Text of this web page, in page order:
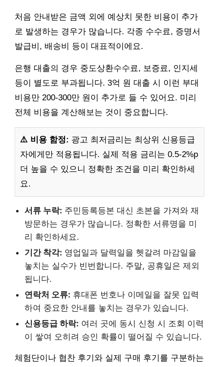
처음 안내받은 금액 외에 예상치 못한 비용이 추가
로 발생하는 경우가 많습니다. 각종 수수료, 증명서
발급비, 배송비 등이 대표적이에요.
은행 대출의 경우 중도상환수수료, 보증료, 인지세
등이 별도로 부과됩니다. 3억 원 대출 시 이런 부대
비용만 200-300만 원이 추가로 들 수 있어요. 미리
전체 비용을 계산해보는 것이 중요합니다.
⚠️ 비용 함정: 광고 최저금리는 최상위 신용등급
자에게만 적용됩니다. 실제 적용 금리는 0.5-2%p
더 높을 수 있으니 정확한 조건을 미리 확인하세
요.
서류 누락: 주민등록등본 대신 초본을 가져와 재
방문하는 경우가 많습니다. 정확한 서류명을 미
리 확인하세요.
기간 착각: 영업일과 달력일을 헷갈려 마감일을
놓치는 실수가 빈번합니다. 주말, 공휴일은 제외
됩니다.
연락처 오류: 휴대폰 번호나 이메일을 잘못 입력
하여 중요한 안내를 놓치는 경우가 있습니다.
신용등급 하락: 여러 곳에 동시 신청 시 조회 이력
이 쌓여 오히려 승인 확률이 떨어질 수 있습니다.
체험단이나 협찬 후기와 실제 구매 후기를 구분하는